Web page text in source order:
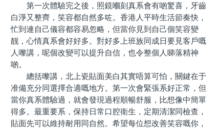
第一次體驗完之後，照鏡嗰刻真系會有啲驚喜，牙齒
白淨又整齊，笑容都自然多咗。香港人平時生活節奏快，
忙到連自己儀容都容易忽略，但當你見到自己個笑容變
靓，心情真系會好好多。對好多上班族同成日要見客戶嘅
人嚟講，呢個改變可以提升自信，也令整個人睇落精神
啲。
總括嚟講，北上瓷貼面美白其實唔算可怕，關鍵在于
准備充分同選擇合適嘅地方。第一次會緊張系好正常，但
當你真系體驗過，就會發現過程順暢舒服，比想像中簡單
得多。最重要系，保持日常口腔衛生，定期清潔同檢查，
貼面先可以維持耐用同自然。希望每位想改善笑容嘅你，